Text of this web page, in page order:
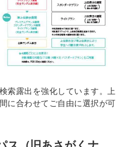
索露出を強化しています。上
に合わせてご自由に選択が可